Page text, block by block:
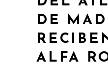
DE
ALFA